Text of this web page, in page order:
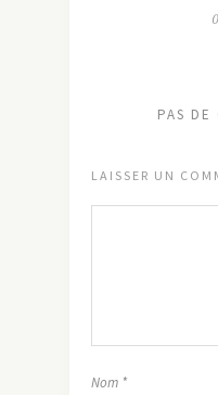
PAS DE
LAISSER UN
Nom *